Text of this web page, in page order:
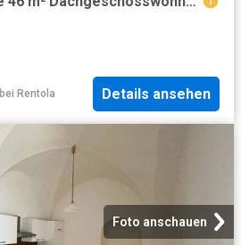
bei Rentola Details ansehen
Foto anschauen